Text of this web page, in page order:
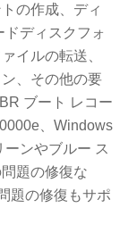
の作成、ディ
ディスクフォ
イルの転送、
、その他の要
ブート レコー
、Windows
ンやブルー ス
題の修復な
題の修復もサポ